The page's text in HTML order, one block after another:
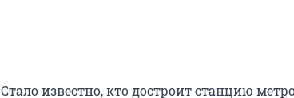
Стало известно, кто достроит станцию